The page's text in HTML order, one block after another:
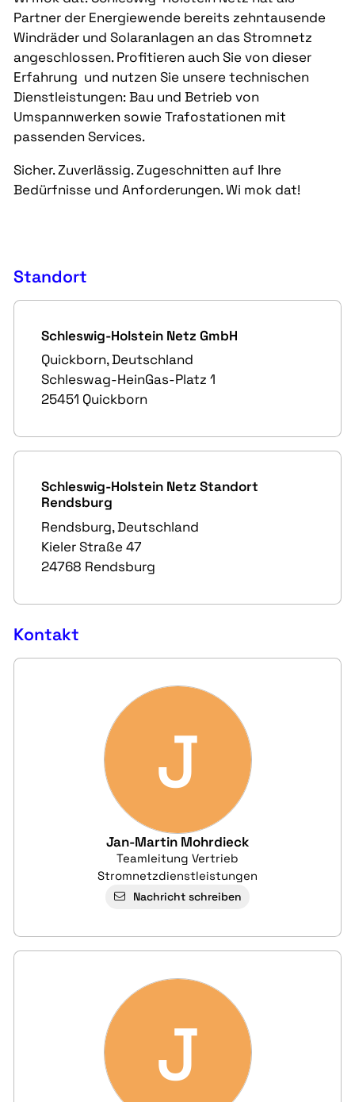
Partner der Energiewende bereits zehntausende
Windräder und Solaranlagen an das Stromnetz
angeschlossen. Profitieren auch Sie von dieser
Erfahrung und nutzen Sie unsere technischen
Dienstleistungen: Bau und Betrieb von
Umspannwerken sowie Trafostationen mit
passenden Services.
Sicher. Zuverlässig. Zugeschnitten auf Ihre
Bedürfnisse und Anforderungen. Wi mok dat!
Standort
Schleswig-Holstein Netz GmbH
Quickborn, Deutschland
Schleswag-HeinGas-Platz 1
25451 Quickborn
Schleswig-Holstein Netz Standort
Rendsburg
Rendsburg, Deutschland
Kieler Straße 47
24768 Rendsburg
Kontakt
J
Jan-Martin Mohrdieck
Teamleitung Vertrieb
Stromnetzdienstleistungen
Nachricht schreiben
J